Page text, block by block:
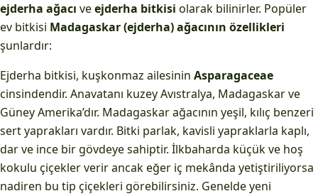
ejderha ağacı veejderha bitkisi olarak bilinirler. Popüler
ev bitkisi Madagaskar (ejderha) ağacının özellikleri
şunlardır:
Ejderha bitkisi, kuşkonmaz ailesinin Asparagaceae
cinsindendir. Anavatanı kuzey Avıstralya, Madagaskar ve
Güney Amerika’dır. Madagaskar ağacının yeşil, kılıç benzeri
sert yaprakları vardır. Bitki parlak, kavisli yapraklarla kaplı,
dar ve ince bir gövdeye sahiptir. İlkbaharda küçük ve hoş
kokulu çiçekler verir ancak eğer iç mekânda yetiştiriliyorsa
nadiren bu tip çiçekleri görebilirsiniz. Genelde yeni